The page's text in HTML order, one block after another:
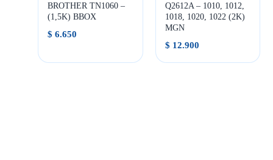
BROTHER TN1060 –
(1,5K) BBOX
$ 6.650
Q2612A – 1010, 1012,
1018, 1020, 1022 (2K)
MGN
$ 12.900